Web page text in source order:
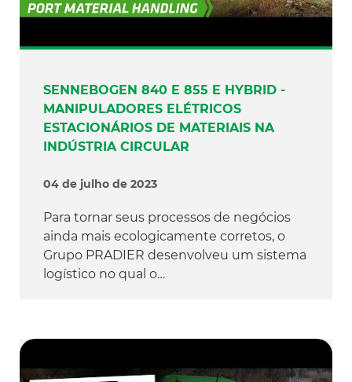
SENNEBOGEN 840 E 855 E HYBRID -
MANIPULADORES ELÉTRICOS
ESTACIONÁRIOS DE MATERIAIS NA
INDÚSTRIA CIRCULAR
04 de julho de 2023
Para tornar seus processos de negócios
ainda mais ecologicamente corretos, o
Grupo PRADIER desenvolveu um sistema
logístico no qual o…